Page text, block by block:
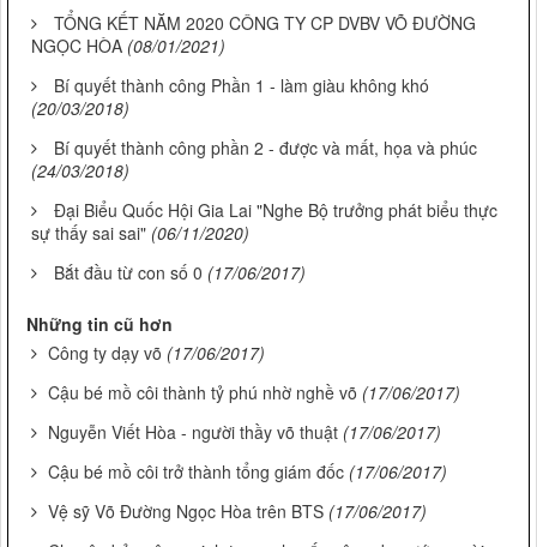
TỔNG KẾT NĂM 2020 CÔNG TY CP DVBV VÕ ĐƯỜNG
NGỌC HÒA (08/01/2021)
Bí quyết thành công Phần 1 - làm giàu không khó
(20/03/2018)
Bí quyết thành công phần 2 - được và mất, họa và phúc
(24/03/2018)
Đại Biểu Quốc Hội Gia Lai "Nghe Bộ trưởng phát biểu thực
sự thấy sai sai" (06/11/2020)
Bắt đầu từ con số 0 (17/06/2017)
Những tin cũ hơn
Công ty dạy võ (17/06/2017)
Cậu bé mồ côi thành tỷ phú nhờ nghề võ (17/06/2017)
Nguyễn Viết Hòa - người thầy võ thuật (17/06/2017)
Cậu bé mồ côi trở thành tổng giám đốc (17/06/2017)
Vệ sỹ Võ Đường Ngọc Hòa trên BTS (17/06/2017)